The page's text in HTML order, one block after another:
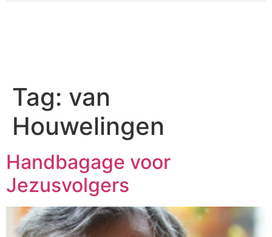
Tag: van
Houwelingen
Handbagage voor
Jezusvolgers